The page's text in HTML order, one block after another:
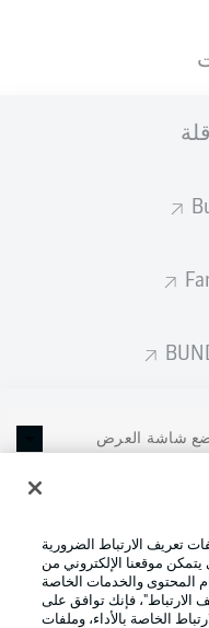
شاشة العرض
تعريف الارتباط الضرورية
موقعنا الإلكتروني من
المحتوى والخدمات الخاصة
الارتباط"، فإنك توافق على
الخاصة بالأداء، وملفات